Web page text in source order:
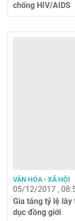
chống HIV/AIDS
VĂN HÓA - XÃ HỘI
05/12/2017 ,
Gia tăng tỷ lệ
dục đồng giới